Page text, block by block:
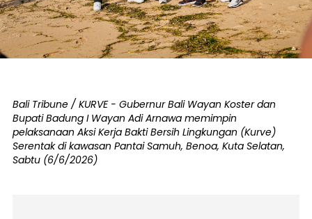
Bali Tribune / KURVE - Gubernur Bali Wayan Koster dan
Bupati Badung I Wayan Adi Arnawa memimpin
pelaksanaan Aksi Kerja Bakti Bersih Lingkungan (Kurve)
Serentak di kawasan Pantai Samuh, Benoa, Kuta Selatan,
Sabtu (6/6/2026)